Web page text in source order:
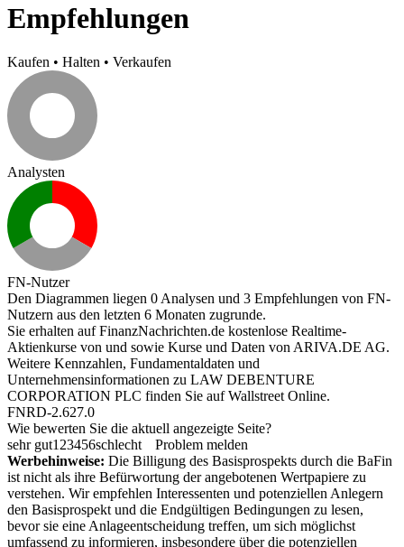
Empfehlungen
Kaufen • Halten • Verkaufen
Analysten
FN-Nutzer
Den Diagrammen liegen 0 Analysen und 3 Empfehlungen von FN-
Nutzern aus den letzten 6 Monaten zugrunde.
Sie erhalten auf FinanzNachrichten.de kostenlose Realtime-
Aktienkurse von und sowie Kurse und Daten von ARIVA.DE AG.
Weitere Kennzahlen, Fundamentaldaten und
Unternehmensinformationen zu LAW DEBENTURE
CORPORATION PLC finden Sie aufWallstreet Online.
FNRD-2.627.0
Wie bewerten Sie die aktuell angezeigte Seite?
sehr gut1 23456schlecht
Problem melden
Werbehinweise: Die Billigung des Basisprospekts durch die BaFin
ist nicht als ihre Befürwortung der angebotenen Wertpapiere zu
verstehen. Wir empfehlen Interessenten und potenziellen Anlegern
den Basisprospekt und die Endgültigen Bedingungen zu lesen,
bevor sie eine Anlageentscheidung treffen, um sich möglichst
umfassend zu informieren, insbesondere über die potenziellen